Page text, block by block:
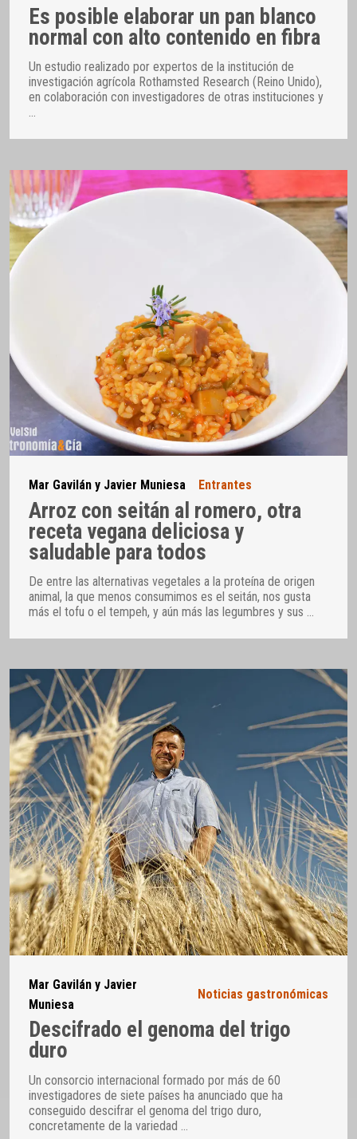
Es posible elaborar un pan blanco
normal con alto contenido en fibra
Un estudio realizado por expertos de la institución de
investigación agrícola Rothamsted Research (Reino Unido),
en colaboración con investigadores de otras instituciones y
…
Mar Gavilán y Javier Muniesa Entrantes
Arroz con seitán al romero, otra
receta vegana deliciosa y
saludable para todos
De entre las alternativas vegetales a la proteína de origen
animal, la que menos consumimos es el seitán, nos gusta
más el tofu o el tempeh, y aún más las legumbres y sus …
Mar Gavilán y Javier
Muniesa
Noticias gastronómicas
Descifrado el genoma del trigo
duro
Un consorcio internacional formado por más de 60
investigadores de siete países ha anunciado que ha
conseguido descifrar el genoma del trigo duro,
concretamente de la variedad